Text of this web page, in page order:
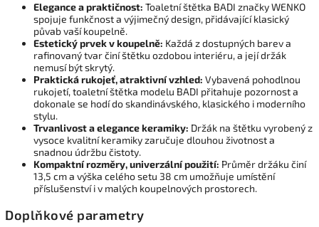
Elegance a praktičnost: Toaletní štětka BADI značky WENKO
spojuje funkčnost a výjimečný design, přidávající klasický
půvab vaší koupelně.
Estetický prvek v koupelně: Každá z dostupných barev a
rafinovaný tvar činí štětku ozdobou interiéru, a její držák
nemusí být skrytý.
Praktická rukojeť, atraktivní vzhled: Vybavená pohodlnou
rukojetí, toaletní štětka modelu BADI přitahuje pozornost a
dokonale se hodí do skandinávského, klasického i moderního
stylu.
Trvanlivost a elegance keramiky: Držák na štětku vyrobený z
vysoce kvalitní keramiky zaručuje dlouhou životnost a
snadnou údržbu čistoty.
Kompaktní rozměry, univerzální použití: Průměr držáku činí
13,5 cm a výška celého setu 38 cm umožňuje umístění
příslušenství i v malých koupelnových prostorech.
Doplňkové parametry